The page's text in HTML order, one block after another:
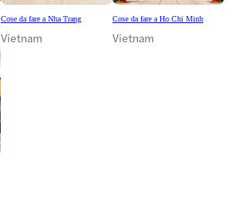
Cose da fare a Nha Trang
Vietnam
Cose da fare a Ho Chi Minh
Vietnam